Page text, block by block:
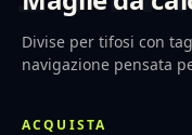
Divise per tifosi con
navigazione pensata
ACQUISTA